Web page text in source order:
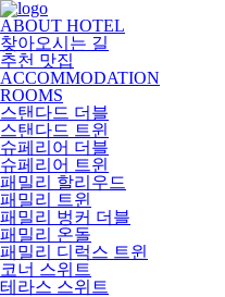
메
뉴
건
너
뛰
기
ABOUT HOTEL
찾아오시는 길
추천 맛집
ACCOMMODATION
ROOMS
스탠다드 더블
스탠다드 트윈
슈페리어 더블
슈페리어 트윈
패밀리 할리우드
패밀리 트윈
패밀리 벙커 더블
패밀리 온돌
패밀리 디럭스 트윈
코너 스위트
테라스 스위트